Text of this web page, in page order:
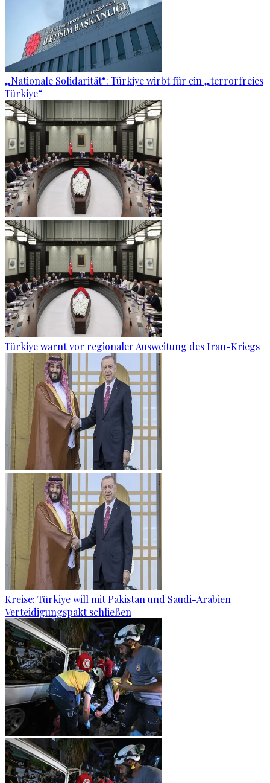
„Nationale Solidarität“: Türkiye wirbt für ein „terrorfreies
Türkiye“
Türkiye warnt vor regionaler Ausweitung des Iran-Kriegs
Kreise: Türkiye will mit Pakistan und Saudi-Arabien
Verteidigungspakt schließen